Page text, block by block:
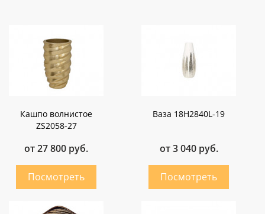
Кашпо волнистое
ZS2058-27
от 27 800 руб.
Ваза 18H2840L-19
от 3 040 руб.